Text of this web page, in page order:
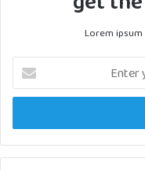
Lorem
Enter
your
Email